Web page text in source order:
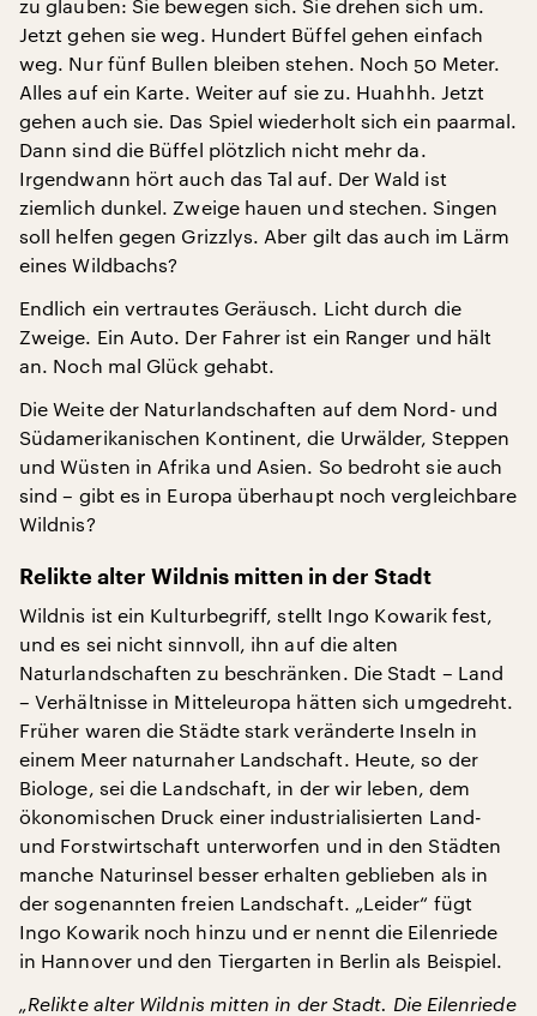
zu glauben: Sie bewegen sich. Sie drehen sich um.
Jetzt gehen sie weg. Hundert Büffel gehen einfach
weg. Nur fünf Bullen bleiben stehen. Noch 50 Meter.
Alles auf ein Karte. Weiter auf sie zu. Huahhh. Jetzt
gehen auch sie. Das Spiel wiederholt sich ein paarmal.
Dann sind die Büffel plötzlich nicht mehr da.
Irgendwann hört auch das Tal auf. Der Wald ist
ziemlich dunkel. Zweige hauen und stechen. Singen
soll helfen gegen Grizzlys. Aber gilt das auch im Lärm
eines Wildbachs?
Endlich ein vertrautes Geräusch. Licht durch die
Zweige. Ein Auto. Der Fahrer ist ein Ranger und hält
an. Noch mal Glück gehabt.
Die Weite der Naturlandschaften auf dem Nord- und
Südamerikanischen Kontinent, die Urwälder, Steppen
und Wüsten in Afrika und Asien. So bedroht sie auch
sind – gibt es in Europa überhaupt noch vergleichbare
Wildnis?
Relikte alter Wildnis mitten in der Stadt
Wildnis ist ein Kulturbegriff, stellt Ingo Kowarik fest,
und es sei nicht sinnvoll, ihn auf die alten
Naturlandschaften zu beschränken. Die Stadt – Land
– Verhältnisse in Mitteleuropa hätten sich umgedreht.
Früher waren die Städte stark veränderte Inseln in
einem Meer naturnaher Landschaft. Heute, so der
Biologe, sei die Landschaft, in der wir leben, dem
ökonomischen Druck einer industrialisierten Land-
und Forstwirtschaft unterworfen und in den Städten
manche Naturinsel besser erhalten geblieben als in
der sogenannten freien Landschaft. „Leider“ fügt
Ingo Kowarik noch hinzu und er nennt die Eilenriede
in Hannover und den Tiergarten in Berlin als Beispiel.
„Relikte alter Wildnis mitten in der Stadt. Die Eilenriede